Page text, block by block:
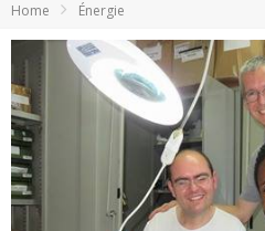
Home Énergie